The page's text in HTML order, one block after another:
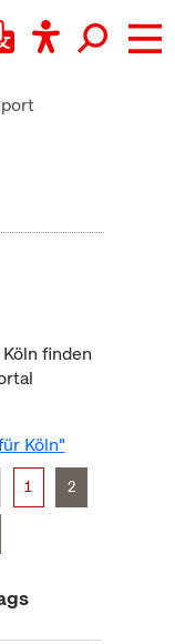
finden
Köln"
1 2